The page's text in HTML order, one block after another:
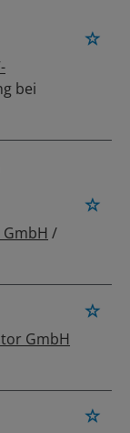
bei
/
GmbH